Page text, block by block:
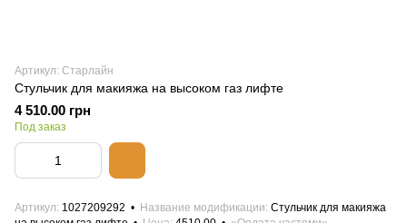
Артикул: Старлайн
Стульчик для макияжа на высоком газ лифте
4 510.00 грн
Под заказ
Артикул 1027209292 Название модификации Стульчик для макияжа